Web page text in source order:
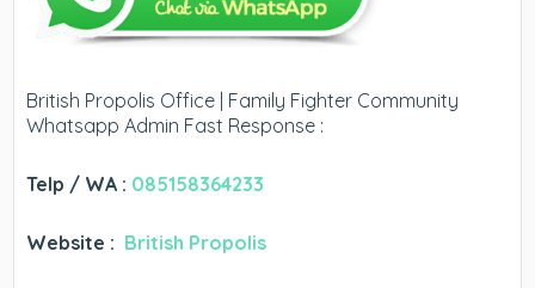
British Propolis Office | Family Fighter Community
Whatsapp Admin Fast Response :
Telp / WA : 085158364233
Website : British Propolis